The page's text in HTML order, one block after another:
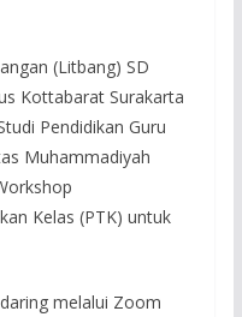
(Litbang) SD
Kottabarat Surakarta
Pendidikan Guru
Muhammadiyah
Kelas (PTK) untuk
melalui Zoom